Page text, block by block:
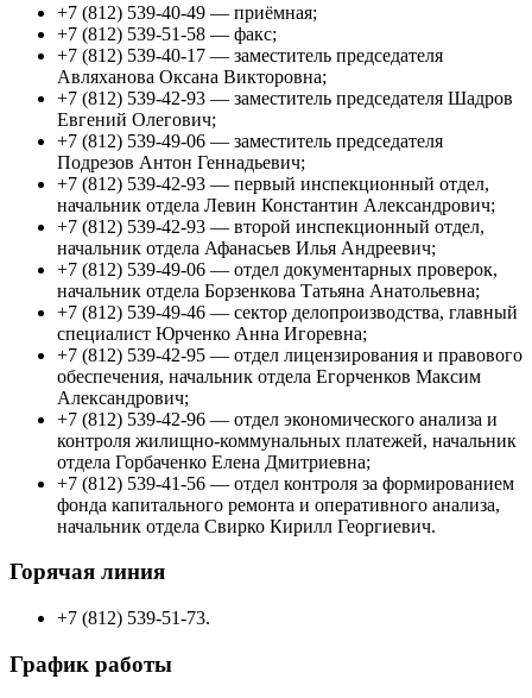
+7 (812) 539-40-49 — приёмная;
+7 (812) 539-51-58 — факс;
+7 (812) 539-40-17 — заместитель председателя
Авляханова Оксана Викторовна;
+7 (812) 539-42-93 — заместитель председателя Шадров
Евгений Олегович;
+7 (812) 539-49-06 — заместитель председателя
Подрезов Антон Геннадьевич;
+7 (812) 539-42-93 — первый инспекционный отдел,
начальник отдела Левин Константин Александрович;
+7 (812) 539-42-93 — второй инспекционный отдел,
начальник отдела Афанасьев Илья Андреевич;
+7 (812) 539-49-06 — отдел документарных проверок,
начальник отдела Борзенкова Татьяна Анатольевна;
+7 (812) 539-49-46 — сектор делопроизводства, главный
специалист Юрченко Анна Игоревна;
+7 (812) 539-42-95 — отдел лицензирования и правового
обеспечения, начальник отдела Егорченков Максим
Александрович;
+7 (812) 539-42-96 — отдел экономического анализа и
контроля жилищно-коммунальных платежей, начальник
отдела Горбаченко Елена Дмитриевна;
+7 (812) 539-41-56 — отдел контроля за формированием
фонда капитального ремонта и оперативного анализа,
начальник отдела Свирко Кирилл Георгиевич.
Горячая линия
+7 (812) 539-51-73.
График работы